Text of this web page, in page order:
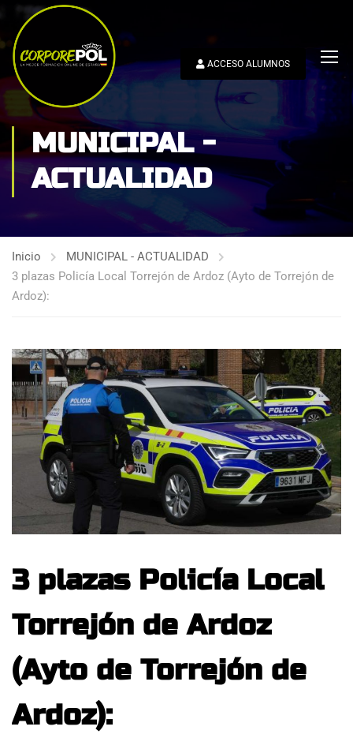
ACCESO ALUMNOS
MUNICIPAL -
ACTUALIDAD
Inicio
MUNICIPAL - ACTUALIDAD
3 plazas Policía Local Torrejón de Ardoz (Ayto de Torrejón de
Ardoz):
3 plazas Policía Local
Torrejón de Ardoz
(Ayto de Torrejón de
Ardoz):